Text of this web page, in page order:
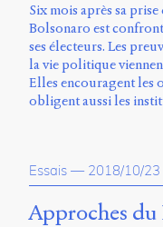
Six mois après sa
Bolsonaro est
ses électeurs. Les
la vie politique
Elles encouragent les
obligent aussi les
Essais — 2018/10/23
Approches